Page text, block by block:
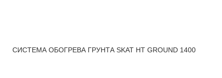
СИСТЕМА ОБОГРЕВА ГРУНТА SKAT HT GROUND 1400